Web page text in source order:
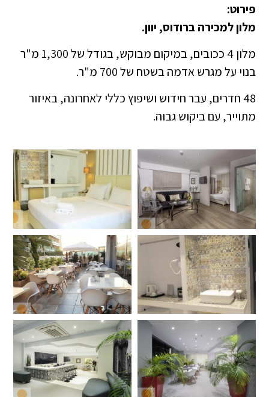
פירוט:
מלון למכירה ברודוס, יוון.
מלון 4 ככובים, במיקום מבוקש, בגודל של 1,300 מ"ר
בנוי על מגרש אדמה בשטח של 700 מ"ר.
48 חדרים, עבר חידוש ושיפוץ כללי לאחרונה, באיזור
מתוייר, עם ביקוש גבוה.